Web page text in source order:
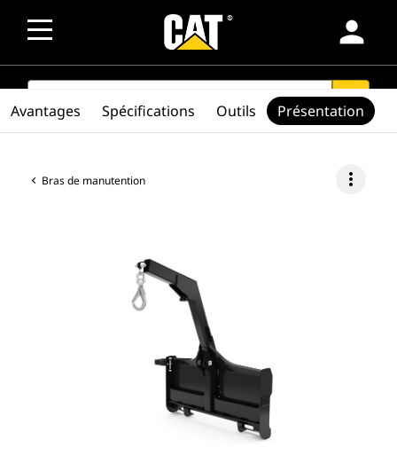
person
SEARCH search
Bras de manutention more_vert
Avantages Spécifications Outils Présentation